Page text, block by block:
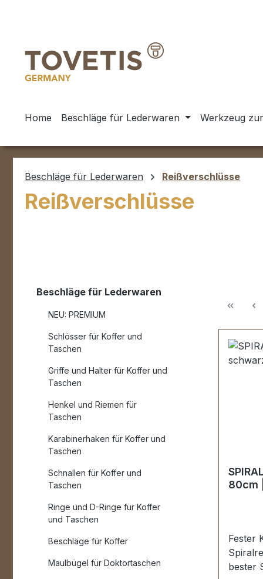
Home Beschläge für Lederwaren Werkzeug
Beschläge für Lederwaren Reißverschlüsse
Reißverschlüsse
Beschläge für Lederwaren
NEU: PREMIUM
Schlösser für Koffer und
Taschen
Griffe und Halter für Koffer und
Taschen
Henkel und Riemen für
Taschen
Karabinerhaken für Koffer und
Taschen
Schnallen für Koffer und
Taschen
Ringe und D-Ringe für Koffer
und Taschen
Beschläge für Koffer
Maulbügel für Doktortaschen
80cm
Fester
bester